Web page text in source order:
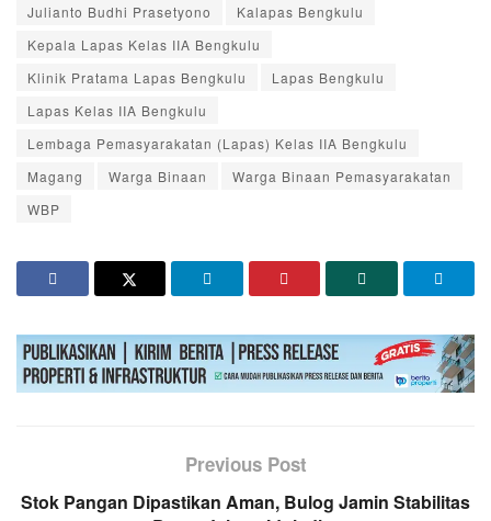
Julianto Budhi Prasetyono
Kalapas Bengkulu
Kepala Lapas Kelas IIA Bengkulu
Klinik Pratama Lapas Bengkulu
Lapas Bengkulu
Lapas Kelas IIA Bengkulu
Lembaga Pemasyarakatan (Lapas) Kelas IIA Bengkulu
Magang
Warga Binaan
Warga Binaan Pemasyarakatan
WBP
Previous Post
Stok Pangan Dipastikan Aman, Bulog Jamin Stabilitas